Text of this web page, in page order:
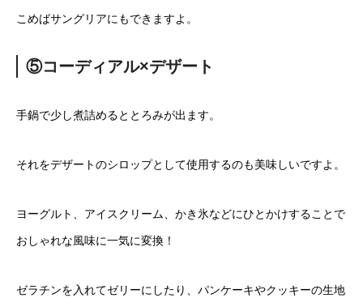
こめばサングリアにもできますよ。
⑤コーディアル×デザート
手鍋で少し煮詰めるととろみが出ます。
それをデザートのシロップとして使用するのも美味しいですよ。
ヨーグルト、アイスクリーム、かき氷などにひとかけすることで
おしゃれな風味に一気に変換！
ゼラチンを入れてゼリーにしたり、パンケーキやクッキーの生地